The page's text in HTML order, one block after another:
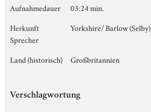
Aufnahmedauer
03:24 min.
Herkunft
Sprecher
Yorkshire/ Barlow (Selby)
Land (historisch) Großbritannien
Verschlagwortung